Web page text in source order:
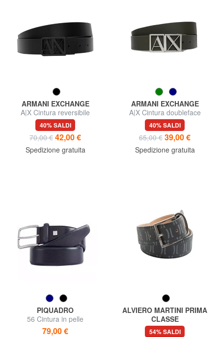
ARMANI EXCHANGE
A|X Cintura reversibile
40% SALDI
70,00 € 42,00 €
Spedizione gratuita
ARMANI EXCHANGE
A|X Cintura doubleface
40% SALDI
65,00 € 39,00 €
Spedizione gratuita
PIQUADRO
56 Cintura in pelle
79,00 €
ALVIERO MARTINI PRIMA
CLASSE
MONOGRAM Cintura donna
54% SALDI